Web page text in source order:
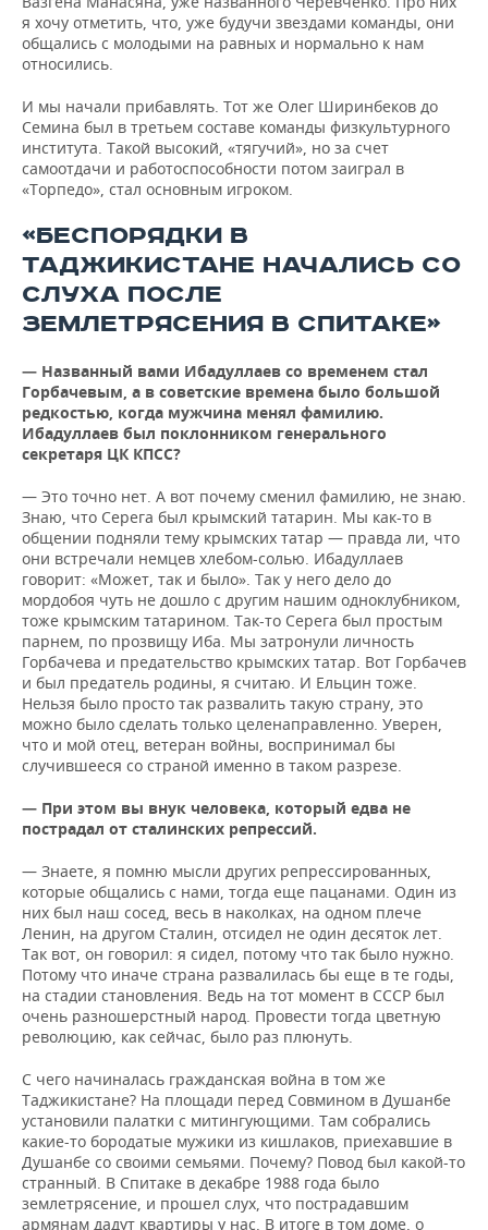
я хочу отметить, что, уже будучи звездами команды, они
общались с молодыми на равных и нормально к нам
относились.
И мы начали прибавлять. Тот же Олег Ширинбеков до
Семина был в третьем составе команды физкультурного
института. Такой высокий, «тягучий», но за счет
самоотдачи и работоспособности потом заиграл в
«Торпедо», стал основным игроком.
«БЕСПОРЯДКИ В
ТАДЖИКИСТАНЕ НАЧАЛИСЬ СО
СЛУХА ПОСЛЕ
ЗЕМЛЕТРЯСЕНИЯ В СПИТАКЕ»
— Названный вами Ибадуллаев со временем стал
Горбачевым, а в советские времена было большой
редкостью, когда мужчина менял фамилию.
Ибадуллаев был поклонником генерального
секретаря ЦК КПСС?
— Это точно нет. А вот почему сменил фамилию, не знаю.
Знаю, что Серега был крымский татарин. Мы как-то в
общении подняли тему крымских татар — правда ли, что
они встречали немцев хлебом-солью. Ибадуллаев
говорит: «Может, так и было». Так у него дело до
мордобоя чуть не дошло с другим нашим одноклубником,
тоже крымским татарином. Так-то Серега был простым
парнем, по прозвищу Иба. Мы затронули личность
Горбачева и предательство крымских татар. Вот Горбачев
и был предатель родины, я считаю. И Ельцин тоже.
Нельзя было просто так развалить такую страну, это
можно было сделать только целенаправленно. Уверен,
что и мой отец, ветеран войны, воспринимал бы
случившееся со страной именно в таком разрезе.
— При этом вы внук человека, который едва не
пострадал от сталинских репрессий.
— Знаете, я помню мысли других репрессированных,
которые общались с нами, тогда еще пацанами. Один из
них был наш сосед, весь в наколках, на одном плече
Ленин, на другом Сталин, отсидел не один десяток лет.
Так вот, он говорил: я сидел, потому что так было нужно.
Потому что иначе страна развалилась бы еще в те годы,
на стадии становления. Ведь на тот момент в СССР был
очень разношерстный народ. Провести тогда цветную
революцию, как сейчас, было раз плюнуть.
С чего начиналась гражданская война в том же
Таджикистане? На площади перед Совмином в Душанбе
установили палатки с митингующими. Там собрались
какие-то бородатые мужики из кишлаков, приехавшие в
Душанбе со своими семьями. Почему? Повод был какой-то
странный. В Спитаке в декабре 1988 года было
землетрясение, и прошел слух, что пострадавшим
армянам дадут квартиры у нас. В итоге в том доме, о